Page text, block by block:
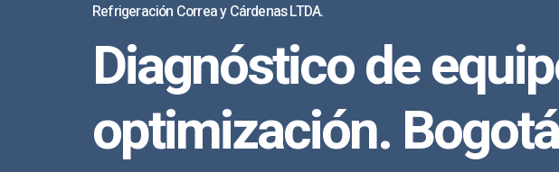
Refrigeración Correa y Cárdenas LTDA.
Diagnóstico de
optimización. Bogotá